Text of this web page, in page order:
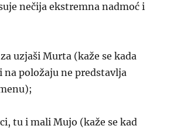
nečija ekstremna nadmoć i
uzjaši Murta (kaže se kada
na položaju ne predstavlja
tu i mali Mujo (kaže se kad